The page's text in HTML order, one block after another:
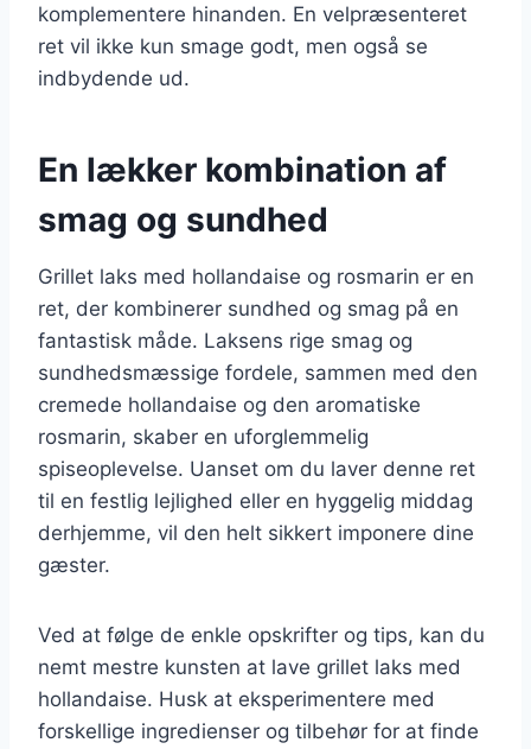
komplementere hinanden. En velpræsenteret
ret vil ikke kun smage godt, men også se
indbydende ud.
En lækker kombination af
smag og sundhed
Grillet laks med hollandaise og rosmarin er en
ret, der kombinerer sundhed og smag på en
fantastisk måde. Laksens rige smag og
sundhedsmæssige fordele, sammen med den
cremede hollandaise og den aromatiske
rosmarin, skaber en uforglemmelig
spiseoplevelse. Uanset om du laver denne ret
til en festlig lejlighed eller en hyggelig middag
derhjemme, vil den helt sikkert imponere dine
gæster.
Ved at følge de enkle opskrifter og tips, kan du
nemt mestre kunsten at lave grillet laks med
hollandaise. Husk at eksperimentere med
forskellige ingredienser og tilbehør for at finde